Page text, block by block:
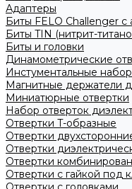
Адаптеры
Биты FELO Challenger
Биты TIN (нитрит-
Биты и головки
Динамометрические
Инстументальные
Магнитные держатели
Миниатюрные отвертки
Набор отверток
Отвертки T-образные
Отвертки
Отвертки
Отвертки
Отвертки с гайкой под